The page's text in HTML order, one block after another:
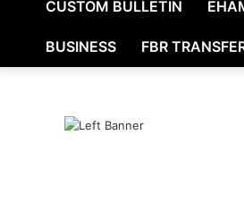
CUSTOM BULLETIN
BUSINESS FBR